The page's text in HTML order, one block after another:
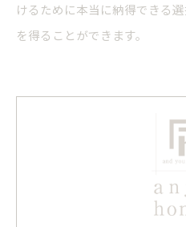
けるために本当に納得できる
を得ることができます。